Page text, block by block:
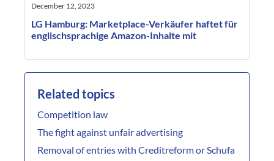
December 12, 2023
LG Hamburg: Marketplace-Verkäufer haftet für
englischsprachige Amazon-Inhalte mit
Related topics
Competition law
The fight against unfair advertising
Removal of entries with Creditreform or Schufa